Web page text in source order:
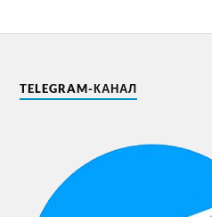
TELEGRAM-КАНАЛ